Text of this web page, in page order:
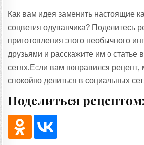
Как вам идея заменить настоящие
соцветия одуванчика? Поделитесь
приготовления этого необычного
друзьями и расскажите им о статье
сетях.Если вам понравился рецепт,
спокойно делиться в социальных
Поделиться рецептом: